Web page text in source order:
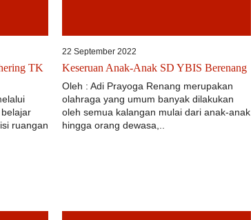
TK
ruangan
22 September 2022
Keseruan Anak-Anak SD YBIS Berenang
Oleh : Adi Prayoga Renang merupakan
olahraga yang umum banyak dilakukan
oleh semua kalangan mulai dari anak-anak
hingga orang dewasa,..